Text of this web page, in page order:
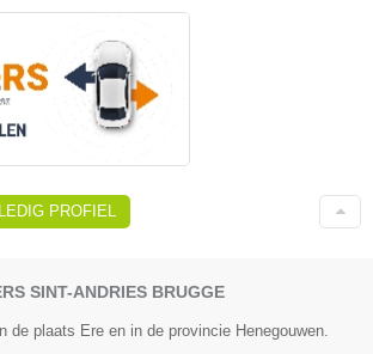
PROFIEL
SINT-ANDRIES BRUGGE
de plaats Ere en in de provincie Henegouwen.